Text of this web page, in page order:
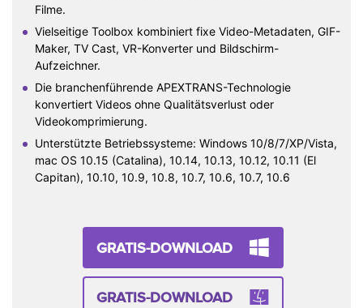
Filme.
Vielseitige Toolbox kombiniert fixe Video-Metadaten, GIF-
Maker, TV Cast, VR-Konverter und Bildschirm-
Aufzeichner.
Die branchenführende APEXTRANS-Technologie
konvertiert Videos ohne Qualitätsverlust oder
Videokomprimierung.
Unterstützte Betriebssysteme: Windows 10/8/7/XP/Vista,
mac OS 10.15 (Catalina), 10.14, 10.13, 10.12, 10.11 (El
Capitan), 10.10, 10.9, 10.8, 10.7, 10.6, 10.7, 10.6
GRATIS-DOWNLOAD
GRATIS-DOWNLOAD